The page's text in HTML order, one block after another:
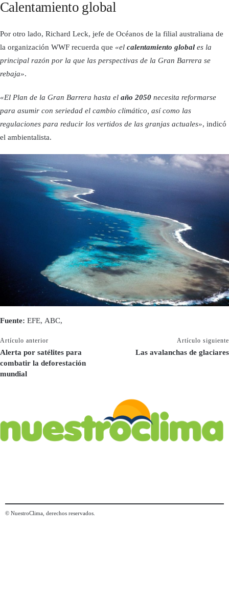
Calentamiento global
Por otro lado, Richard Leck, jefe de Océanos de la filial australiana de
la organización WWF recuerda que «el calentamiento global es la
principal razón por la que las perspectivas de la Gran Barrera se
rebaja».
«El Plan de la Gran Barrera hasta el año 2050 necesita reformarse
para asumir con seriedad el cambio climático, así como las
regulaciones para reducir los vertidos de las granjas actuales», indicó
el ambientalista.
Fuente: EFE, ABC,
Artículo anterior
Alerta por satélites para
combatir la deforestación
mundial
Artículo siguiente
Las avalanchas de glaciares
© NuestroClima, derechos reservados.